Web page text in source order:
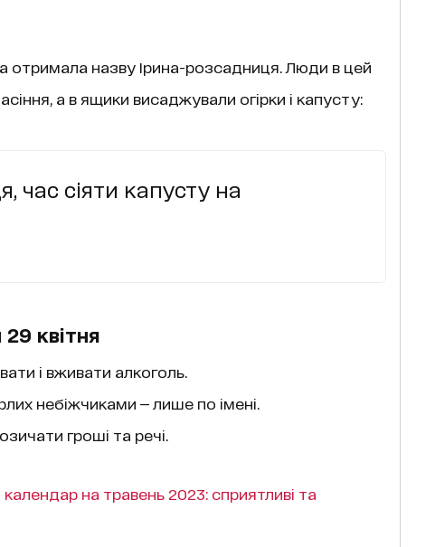
отримала назву Ірина-розсадниця. Люди в цей
а в ящики висаджували огірки і капусту:
час сіяти капусту на
квітня
і вживати алкоголь.
небіжчиками — лише по імені.
гроші та речі.
на травень 2023: сприятливі та